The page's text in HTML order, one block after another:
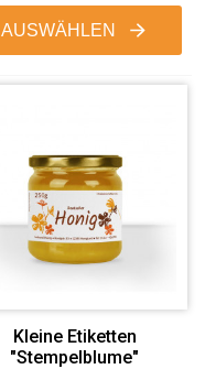
AUSWÄHLEN
Kleine Etiketten
"Stempelblume"